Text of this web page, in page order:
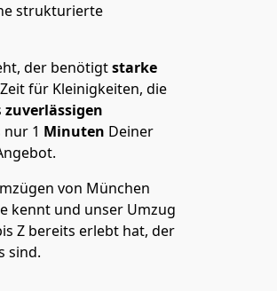
strukturierte
der benötigtstarke
für Kleinigkeiten, die
zuverlässigen
nur 1 Minuten Deiner
von München
kennt und unser Umzug
Z bereits erlebt hat, der
sind.